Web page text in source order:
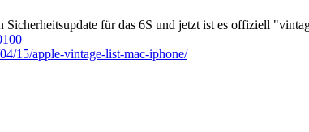
für das 6S und jetzt ist es offiziell
15/apple-vintage-list-mac-iphone/